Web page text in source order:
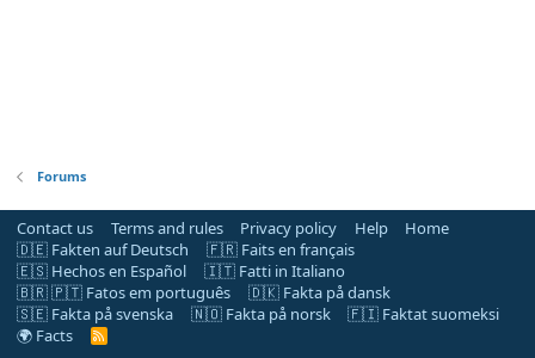
Forums
Contact us Terms and rules Privacy policy Help
Home
🇩🇪 Fakten auf Deutsch
🇫🇷 Faits en français
🇪🇸 Hechos en Español
🇮🇹 Fatti in Italiano
🇧🇷 🇵🇹 Fatos em português
🇩🇰 Fakta på dansk
🇸🇪 Fakta på svenska
🇳🇴 Fakta på norsk
🇫🇮 Faktat suomeksi
🌍 Facts
R